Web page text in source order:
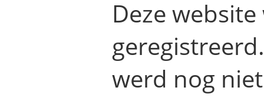
Deze
werd nog